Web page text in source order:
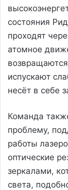
состояния
проходят
атомное
испускают
несёт в себе
Команда
проблему,
работы
оптические
зеркалами,
света,